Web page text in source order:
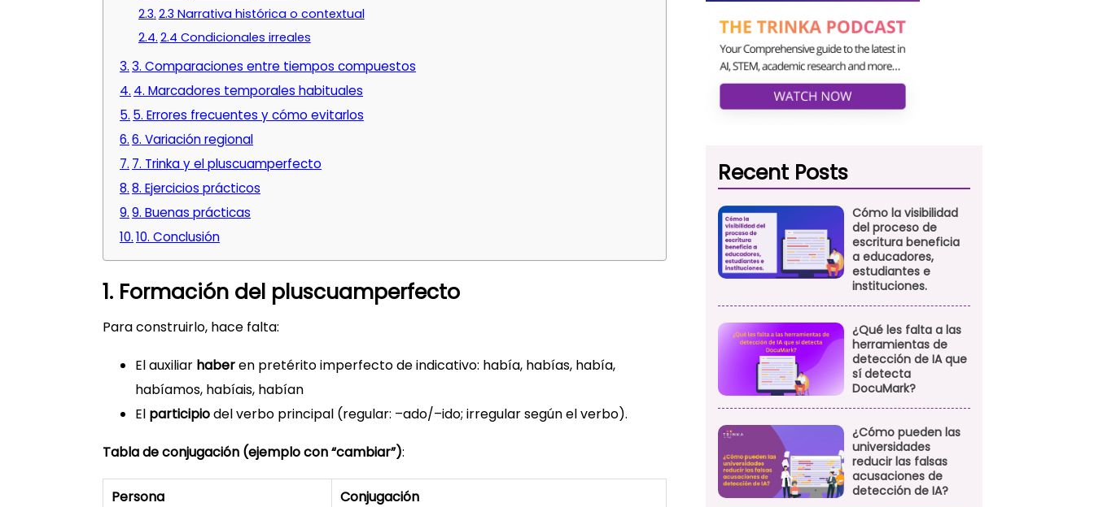
2.3 Narrativa histórica o contextual
2.4 Condicionales irreales
3. Comparaciones entre tiempos compuestos
4. Marcadores temporales habituales
5. Errores frecuentes y cómo evitarlos
6. Variación regional
7. Trinka y el pluscuamperfecto
8. Ejercicios prácticos
9. Buenas prácticas
10. Conclusión
1. Formación del pluscuamperfecto
Para construirlo, hace falta:
El auxiliar haberen pretérito imperfecto de indicativo: había, habías, había,
habíamos, habíais, habían
El participiodel verbo principal (regular: –ado/–ido; irregular según el verbo).
Tabla de conjugación (ejemplo con “cambiar”):
Persona
Conjugación
Recent Posts
Cómo la visibilidad
del proceso de
escritura beneficia
a educadores,
estudiantes e
instituciones.
¿Qué les falta a las
herramientas de
detección de IA que
sí detecta
DocuMark?
¿Cómo pueden las
universidades
reducir las falsas
acusaciones de
detección de IA?